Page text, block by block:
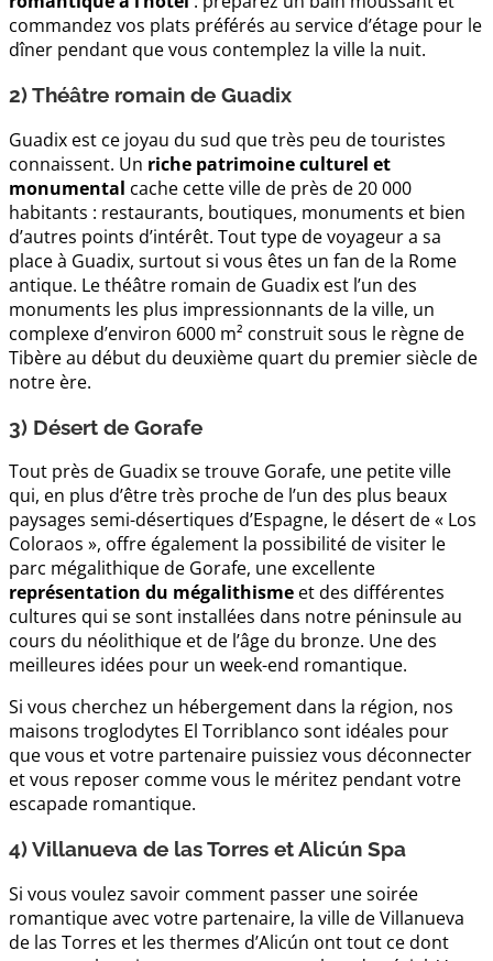
commandez vos plats préférés au service d’étage pour le
dîner pendant que vous contemplez la ville la nuit.
2) Théâtre romain de Guadix
Guadix est ce joyau du sud que très peu de touristes
connaissent. Un riche patrimoine culturel et
monumental cache cette ville de près de 20 000
habitants : restaurants, boutiques, monuments et bien
d’autres points d’intérêt. Tout type de voyageur a sa
place à Guadix, surtout si vous êtes un fan de la Rome
antique. Le théâtre romain de Guadix est l’un des
monuments les plus impressionnants de la ville, un
complexe d’environ 6000 m² construit sous le règne de
Tibère au début du deuxième quart du premier siècle de
notre ère.
3) Désert de Gorafe
Tout près de Guadix se trouve Gorafe, une petite ville
qui, en plus d’être très proche de l’un des plus beaux
paysages semi-désertiques d’Espagne, le désert de « Los
Coloraos », offre également la possibilité de visiter le
parc mégalithique de Gorafe, une excellente
représentation du mégalithisme et des différentes
cultures qui se sont installées dans notre péninsule au
cours du néolithique et de l’âge du bronze. Une des
meilleures idées pour un week-end romantique.
Si vous cherchez un hébergement dans la région, nos
maisons troglodytes El Torriblanco sont idéales pour
que vous et votre partenaire puissiez vous déconnecter
et vous reposer comme vous le méritez pendant votre
escapade romantique.
4) Villanueva de las Torres et Alicún Spa
Si vous voulez savoir comment passer une soirée
romantique avec votre partenaire, la ville de Villanueva
de las Torres et les thermes d’Alicún ont tout ce dont